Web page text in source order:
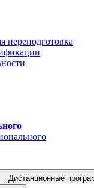
переподготовка
Дистанционные